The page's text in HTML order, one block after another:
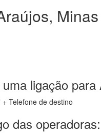
ligação para
Telefone de destino
das operadoras: